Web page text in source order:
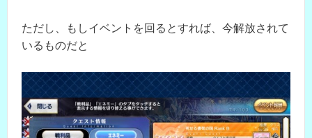
ただし、もしイベントを回るとすれば、今解放されて
いるものだと